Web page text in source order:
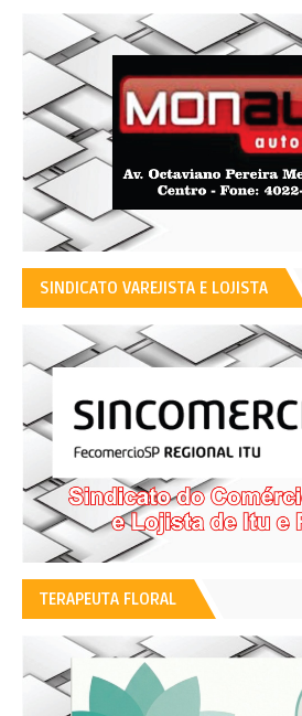
SINDICATO VAREJISTA E LOJISTA
TERAPEUTA FLORAL